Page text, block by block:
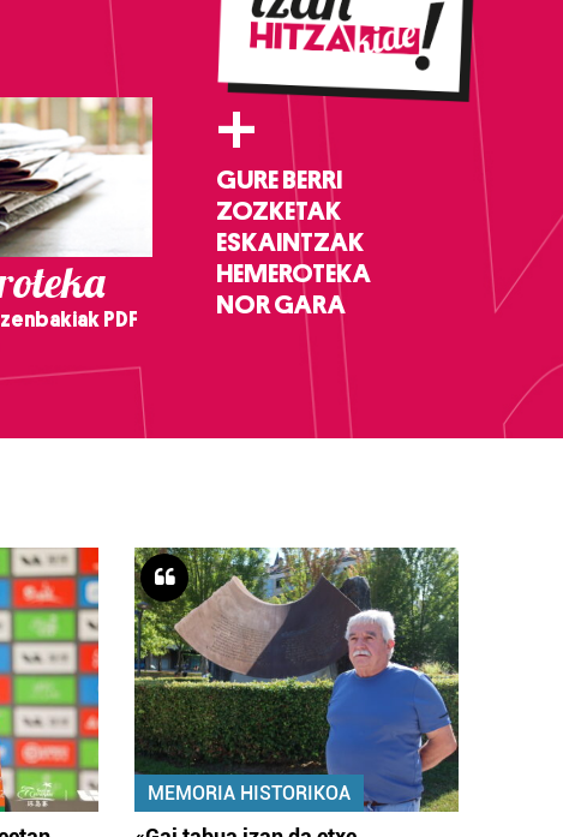
PDF
+
GURE BERRI
ZOZKETAK
ESKAINTZAK
HEMEROTEKA
NOR GARA
MEMORIA HISTORIKOA